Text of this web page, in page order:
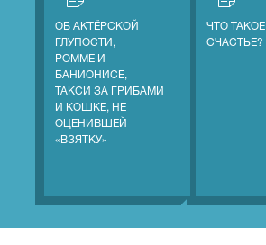
ОБ АКТЁРСКОЙ
ГЛУПОСТИ,
РОММЕ И
БАНИОНИСЕ,
ТАКСИ ЗА ГРИБАМИ
И КОШКЕ, НЕ
ОЦЕНИВШЕЙ
«ВЗЯТКУ»
ЧТО ТАКОЕ
СЧАСТЬЕ?